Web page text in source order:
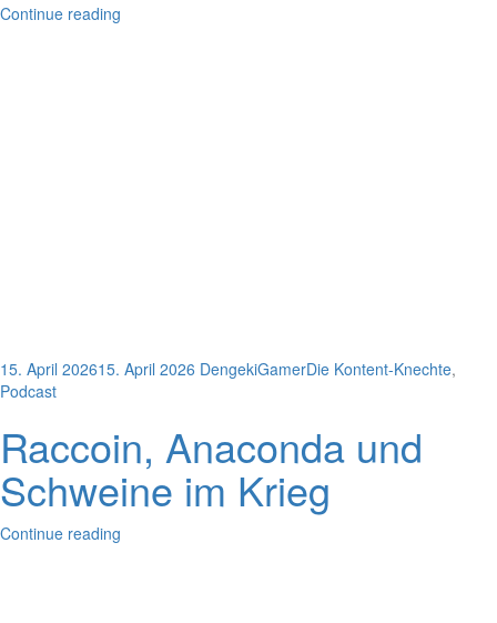
Continue reading
15. April 202615. April 2026 DengekiGamerDie Kontent-Knechte,
Podcast
Raccoin, Anaconda und
Schweine im Krieg
Continue reading